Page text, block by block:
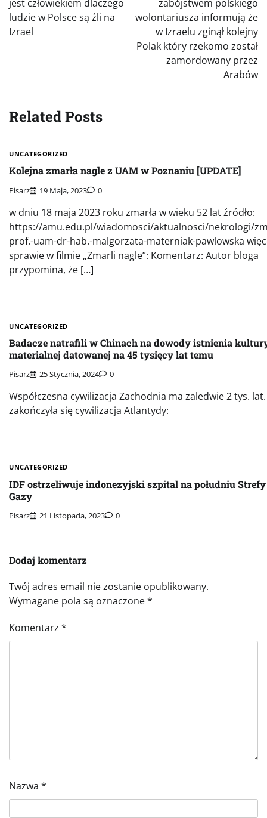
jest człowiekiem dlaczego
ludzie w Polsce są źli na
Izrael
zabójstwem polskiego
wolontariusza informują że
w Izraelu zginął kolejny
Polak który rzekomo został
zamordowany przez
Arabów
Related Posts
UNCATEGORIZED
Kolejna zmarła nagle z UAM w Poznaniu [UPDATE]
Pisarz 19 Maja, 2023 0
w dniu 18 maja 2023 roku zmarła w wieku 52 lat źródło:
https://amu.edu.pl/wiadomosci/aktualnosci/nekrologi/
prof.-uam-dr-hab.-malgorzata-materniak-pawlowska
sprawie w filmie „Zmarli nagle”: Komentarz: Autor bloga
przypomina, że […]
UNCATEGORIZED
Badacze natrafili w Chinach na dowody istnienia
materialnej datowanej na 45 tysięcy lat temu
Pisarz 25 Stycznia, 2024 0
Współczesna cywilizacja Zachodnia ma zaledwie 2 tys. lat.
zakończyła się cywilizacja Atlantydy:
UNCATEGORIZED
IDF ostrzeliwuje indonezyjski szpital na południu Strefy
Gazy
Pisarz 21 Listopada, 2023 0
Dodaj komentarz
Twój adres email nie zostanie opublikowany.
Wymagane pola są oznaczone*
Komentarz *
Nazwa *